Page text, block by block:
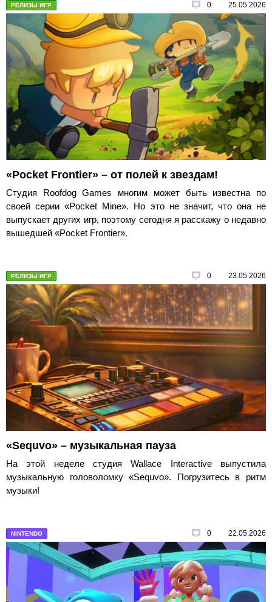
РЕЛИЗЫ ИГР 0 25.05.2026
«Pocket Frontier» – от полей к звездам!
Студия Roofdog Games многим может быть известна по
своей серии «Pocket Mine». Но это не значит, что она не
выпускает других игр, поэтому сегодня я расскажу о недавно
вышедшей «Pocket Frontier».
РЕЛИЗЫ ИГР 0 23.05.2026
«Sequvo» – музыкальная пауза
На этой неделе студия Wallace Interactive выпустила
музыкальную головоломку «Sequvo». Погрузитесь в ритм
музыки!
NINTENDO 0 22.05.2026